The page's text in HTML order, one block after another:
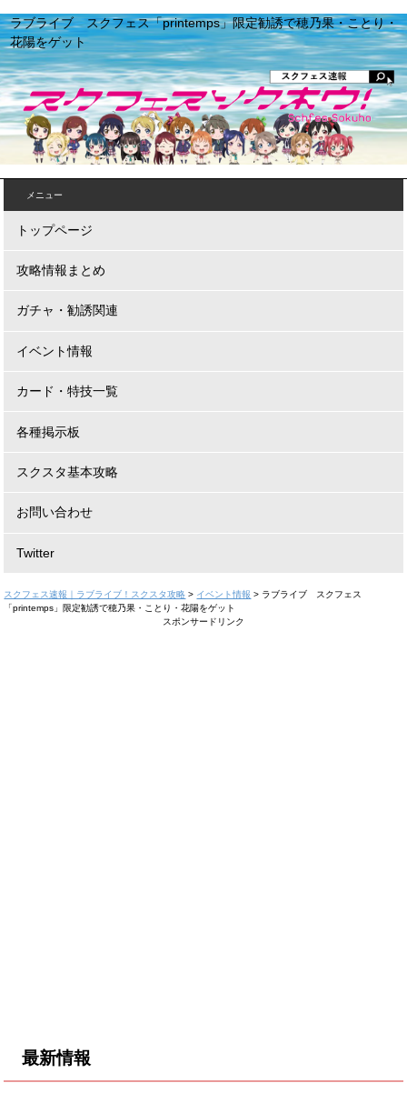
ラブライブ スクフェス「printemps」限定勧誘で穂乃果・ことり・
花陽をゲット
メニュー
トップページ
攻略情報まとめ
ガチャ・勧誘関連
イベント情報
カード・特技一覧
各種掲示板
スクスタ基本攻略
お問い合わせ
Twitter
スクフェス速報｜ラブライブ！スクスタ攻略 > イベント情報 > ラブライブ スクフェス
「printemps」限定勧誘で穂乃果・ことり・花陽をゲット
スポンサードリンク
最新情報